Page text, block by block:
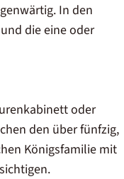
In den
die eine oder
oder
den über fünfzig,
Königsfamilie mit